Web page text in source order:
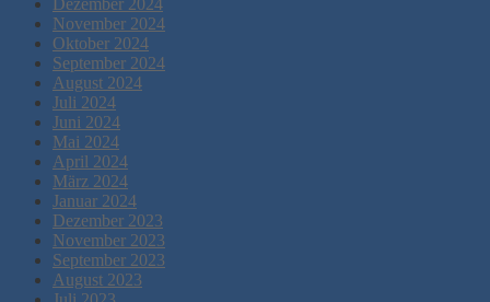
Dezember 2024
November 2024
Oktober 2024
September 2024
August 2024
Juli 2024
Juni 2024
Mai 2024
April 2024
März 2024
Januar 2024
Dezember 2023
November 2023
September 2023
August 2023